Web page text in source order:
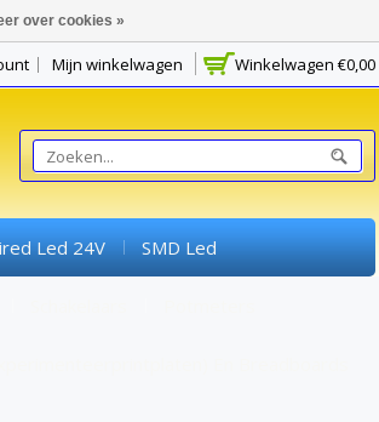
Winkelwagen €0,00
Mijn winkelwagen
Led 24V SMD Led
over cookies »